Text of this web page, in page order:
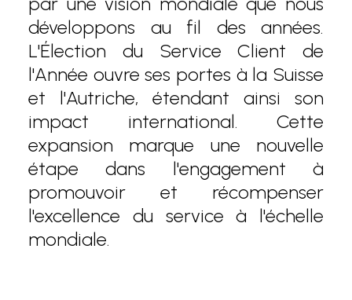
développons au fil des années.
L'Élection du Service Client de
l'Année ouvre ses portes à la Suisse
et l'Autriche, étendant ainsi son
impact international. Cette
expansion marque une nouvelle
étape dans l'engagement à
promouvoir et récompenser
l'excellence du service à l'échelle
mondiale.